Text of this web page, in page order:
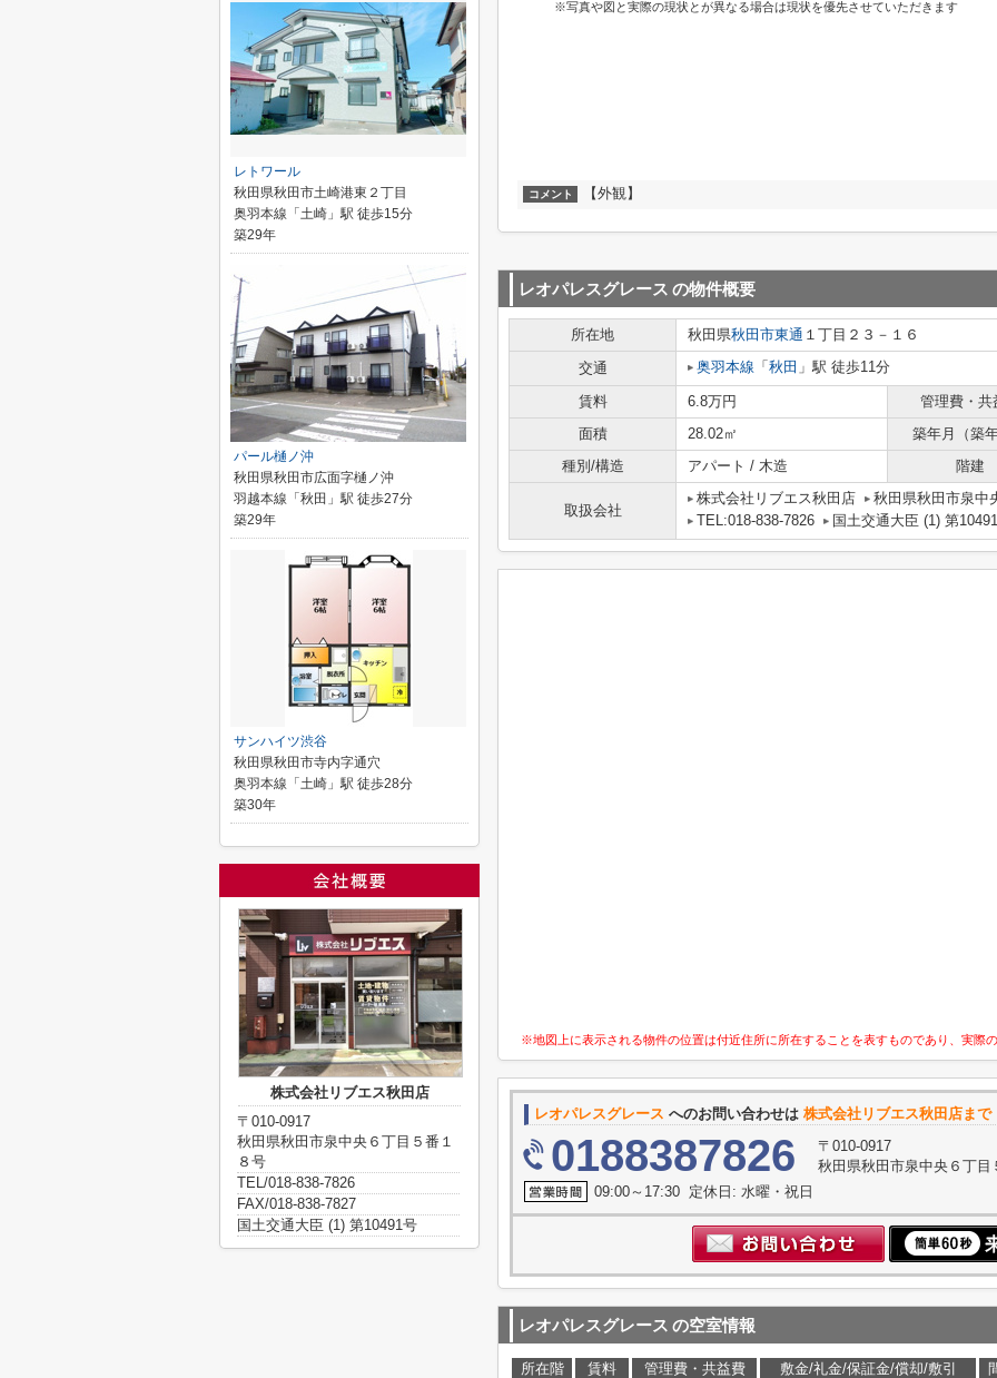
※写真や図と実際の現状とが異なる場合は現状を優先させていただきます
コメント 【外観】
レオパレスグレース の物件概要
所在地 秋田県秋田市東通 １丁目２３－１６
交通
奥羽本線 「 秋田 」駅 徒歩11分
賃料 6.8万円
管理費・共
面積
28.02㎡
築年月（築
種別/構造
アパート / 木造 階建
取扱会社
株式会社リブエス秋田店
秋田県秋田市泉中
TEL:018-838-7826
国土交通大臣 (1) 第
※地図上に表示される物件の位置は付近住所に所在することを表すものであり、実際
レオパレスグレース へのお問い合わせは 株式会社リブエス秋田店まで
0188387826
〒010-0917
秋田県秋田市泉中央６丁
09:00～17:30 定休日: 水曜・祝日
レオパレスグレース の空室情報
所在階 賃料 管理費・共益費 敷金/礼金/保証金/償却/敷引
レトワール
秋田県秋田市土崎港東２丁目
奥羽本線「土崎」駅 徒歩15分
築29年
パール樋ノ沖
秋田県秋田市広面字樋ノ沖
羽越本線「秋田」駅 徒歩27分
築29年
サンハイツ渋谷
秋田県秋田市寺内字通穴
奥羽本線「土崎」駅 徒歩28分
築30年
株式会社リブエス秋田店
〒010-0917
秋田県秋田市泉中央６丁目５番１
８号
TEL/018-838-7826
FAX/018-838-7827
国土交通大臣 (1) 第10491号